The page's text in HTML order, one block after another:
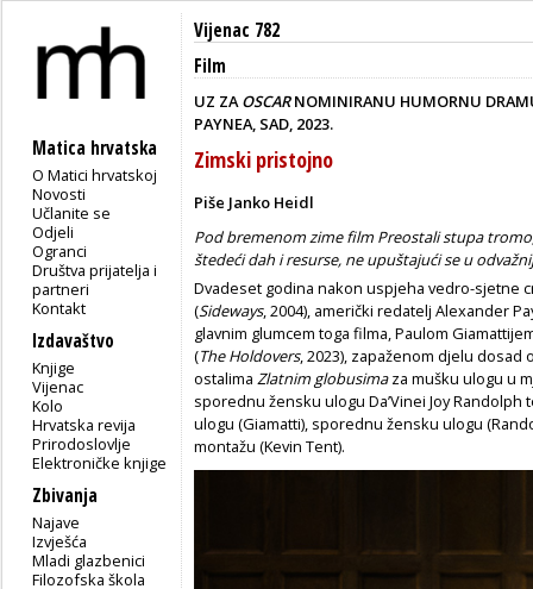
Matica hrvatska
O Matici hrvatskoj
Novosti
Učlanite se
Odjeli
Ogranci
Društva prijatelja i
partneri
Kontakt
Izdavaštvo
Knjige
Vijenac
Kolo
Hrvatska revija
Prirodoslovlje
Elektroničke knjige
Zbivanja
Najave
Izvješća
Mladi glazbenici
Filozofska škola
Vijenac 782
Film
UZ ZAOSCARNOMINIRANU HUMORNU
PAYNEA, SAD, 2023.
Zimski pristojno
Piše Janko Heidl
Pod bremenom zime film Preostali stupa
štedeći dah i resurse, ne upuštajući se u
Dvadeset godina nakon uspjeha vedro-sjetne
(Sideways, 2004), američki redatelj Alexander
glavnim glumcem toga filma, Paulom
(The Holdovers, 2023), zapaženom djelu
ostalima Zlatnim globusimaza mušku ulogu u
sporednu žensku ulogu Da’Vinei Joy
ulogu (Giamatti), sporednu žensku ulogu
montažu (Kevin Tent).